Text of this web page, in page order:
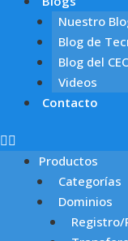
Nuestro
Blog de
Blog del
Videos
Contacto
Productos
Categorías
Dominios
Registro/